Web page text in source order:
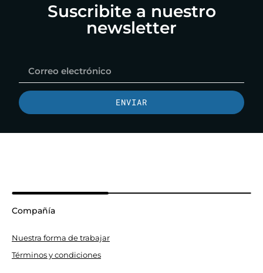
Suscribite a nuestro
newsletter
ENVIAR
Compañía
Nuestra forma de trabajar
Términos y condiciones